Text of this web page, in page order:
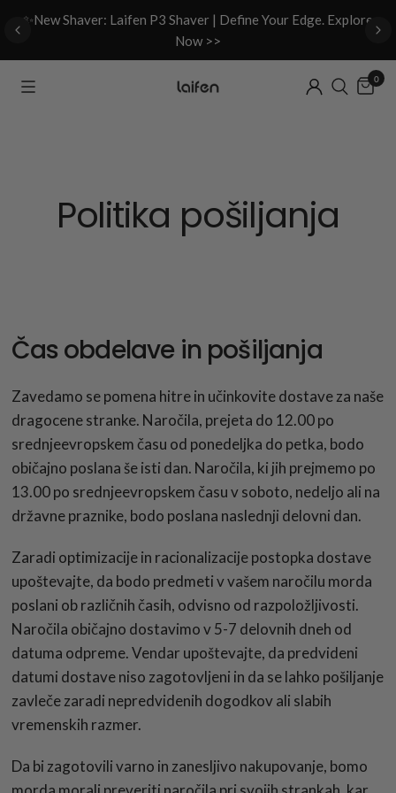
✨New Shaver: Laifen P3 Shaver | Define Your Edge. Explore
Now >>
0
Politika pošiljanja
Čas obdelave in pošiljanja
Zavedamo se pomena hitre in učinkovite dostave za naše
dragocene stranke. Naročila, prejeta do 12.00 po
srednjeevropskem času od ponedeljka do petka, bodo
običajno poslana še isti dan. Naročila, ki jih prejmemo po
13.00 po srednjeevropskem času v soboto, nedeljo ali na
državne praznike, bodo poslana naslednji delovni dan.
Zaradi optimizacije in racionalizacije postopka dostave
upoštevajte, da bodo predmeti v vašem naročilu morda
poslani ob različnih časih, odvisno od razpoložljivosti.
Naročila običajno dostavimo v 5-7 delovnih dneh od
datuma odpreme. Vendar upoštevajte, da predvideni
datumi dostave niso zagotovljeni in da se lahko pošiljanje
zavleče zaradi nepredvidenih dogodkov ali slabih
vremenskih razmer.
Da bi zagotovili varno in zanesljivo nakupovanje, bomo